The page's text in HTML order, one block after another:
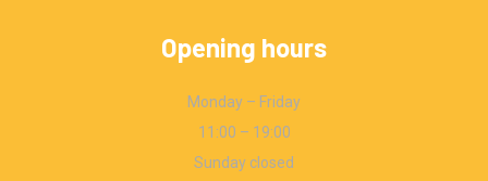
Opening hours
Monday – Friday
11:00 – 19:00
Sunday closed